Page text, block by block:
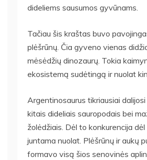
dideliems sausumos gyvūnams.
Tačiau šis kraštas buvo
plėšrūnų. Čia gyveno vienas
mėsėdžių dinozaurų. Tokia
ekosistemą sudėtingą ir nuolat
Argentinosaurus tikriausiai
kitais dideliais sauropodais bei
žolėdžiais. Dėl to konkurencija
juntama nuolat. Plėšrūnų ir aukų
formavo visą šios senovinės